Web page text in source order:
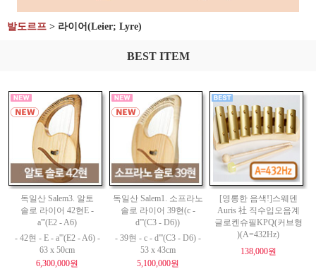
발도르프 > 라이어(Leier; Lyre)
BEST ITEM
독일산 Salem3. 알토
솔로 라이어 42현E -
a'''(E2 - A6)
- 42현 - E - a'''(E2 - A6) -
63 x 50cm
6,300,000원
독일산 Salem1. 소프라노
솔로 라이어 39현(c -
d'''(C3 - D6))
- 39현 - c - d'''(C3 - D6) -
53 x 43cm
5,100,000원
[영롱한 음색!]스웨덴
Auris 社 직수입오음계
글로켄슈필KPQ(커브형
)(A=432Hz)
138,000원